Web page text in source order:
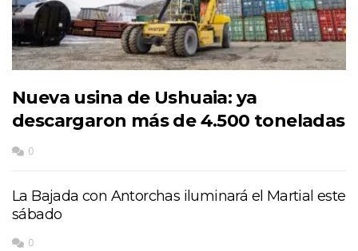
Nueva usina de Ushuaia: ya
descargaron más de 4.500 toneladas
0
La Bajada con Antorchas iluminará el Martial este
sábado
0